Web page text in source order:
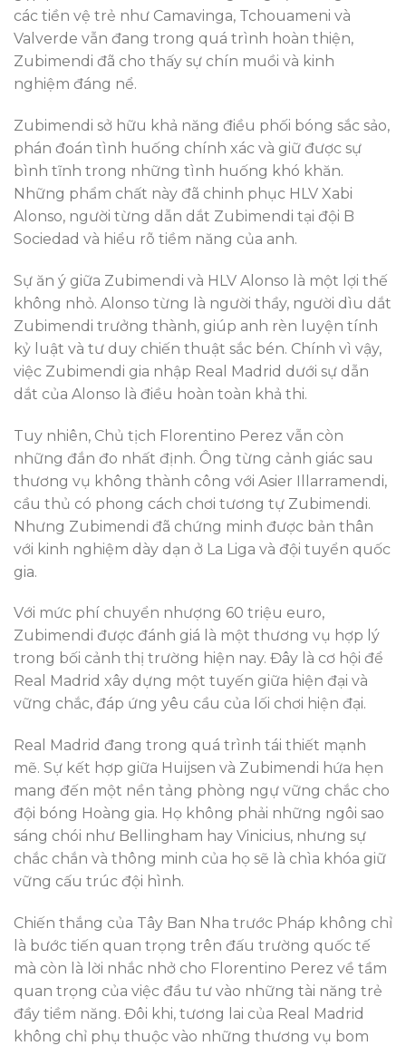
các tiền vệ trẻ như Camavinga, Tchouameni và
Valverde vẫn đang trong quá trình hoàn thiện,
Zubimendi đã cho thấy sự chín muồi và kinh
nghiệm đáng nể.
Zubimendi sở hữu khả năng điều phối bóng sắc sảo,
phán đoán tình huống chính xác và giữ được sự
bình tĩnh trong những tình huống khó khăn.
Những phẩm chất này đã chinh phục HLV Xabi
Alonso, người từng dẫn dắt Zubimendi tại đội B
Sociedad và hiểu rõ tiềm năng của anh.
Sự ăn ý giữa Zubimendi và HLV Alonso là một lợi thế
không nhỏ. Alonso từng là người thầy, người dìu dắt
Zubimendi trưởng thành, giúp anh rèn luyện tính
kỷ luật và tư duy chiến thuật sắc bén. Chính vì vậy,
việc Zubimendi gia nhập Real Madrid dưới sự dẫn
dắt của Alonso là điều hoàn toàn khả thi.
Tuy nhiên, Chủ tịch Florentino Perez vẫn còn
những đắn đo nhất định. Ông từng cảnh giác sau
thương vụ không thành công với Asier Illarramendi,
cầu thủ có phong cách chơi tương tự Zubimendi.
Nhưng Zubimendi đã chứng minh được bản thân
với kinh nghiệm dày dạn ở La Liga và đội tuyển quốc
gia.
Với mức phí chuyển nhượng 60 triệu euro,
Zubimendi được đánh giá là một thương vụ hợp lý
trong bối cảnh thị trường hiện nay. Đây là cơ hội để
Real Madrid xây dựng một tuyến giữa hiện đại và
vững chắc, đáp ứng yêu cầu của lối chơi hiện đại.
Real Madrid đang trong quá trình tái thiết mạnh
mẽ. Sự kết hợp giữa Huijsen và Zubimendi hứa hẹn
mang đến một nền tảng phòng ngự vững chắc cho
đội bóng Hoàng gia. Họ không phải những ngôi sao
sáng chói như Bellingham hay Vinicius, nhưng sự
chắc chắn và thông minh của họ sẽ là chìa khóa giữ
vững cấu trúc đội hình.
Chiến thắng của Tây Ban Nha trước Pháp không chỉ
là bước tiến quan trọng trên đấu trường quốc tế
mà còn là lời nhắc nhở cho Florentino Perez về tầm
quan trọng của việc đầu tư vào những tài năng trẻ
đầy tiềm năng. Đôi khi, tương lai của Real Madrid
không chỉ phụ thuộc vào những thương vụ bom